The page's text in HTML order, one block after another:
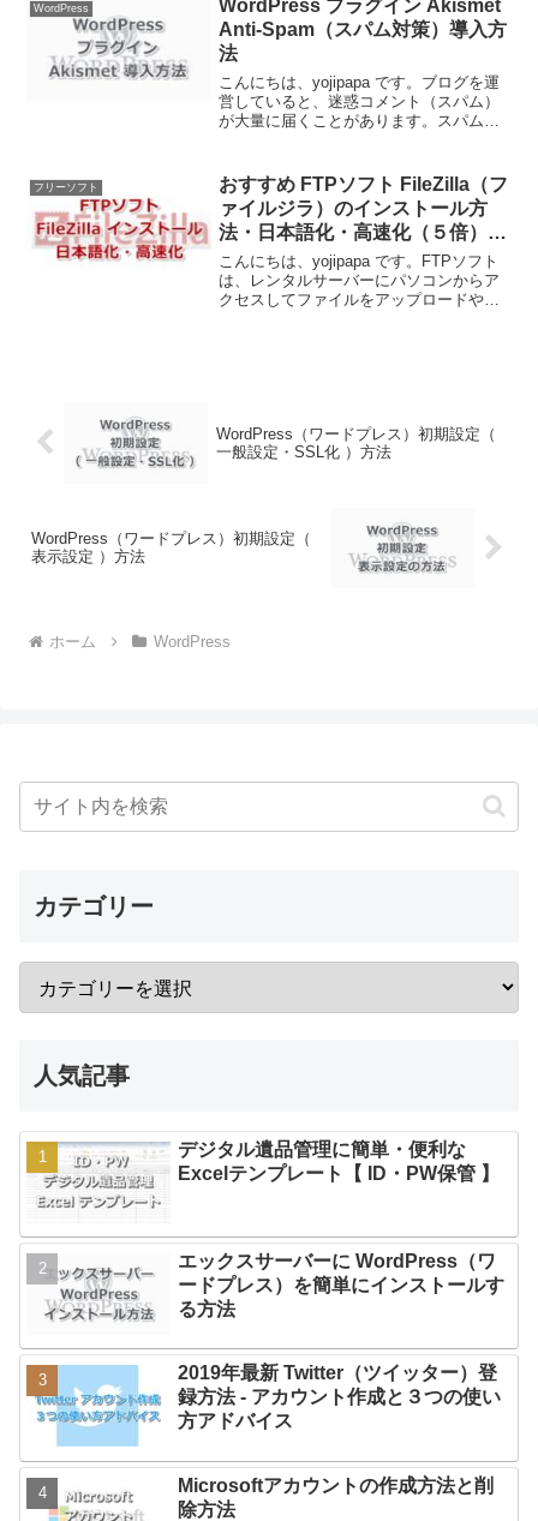
ジョンを削除で...
WordPress
WordPress プラグイン Akismet
Anti-Spam（スパム対策）導入方
法
こんにちは、yojipapa です。ブログを運
営していると、迷惑コメント（スパム）
が大量に届くことがあります。スパムコ
ト巡回プログラムを用いて送られます。
何の対策もしな...
フリーソフト
おすすめ FTPソフト FileZilla（フ
ァイルジラ）のインストール方
法・日本語化・高速化（５倍）設
定
こんにちは、yojipapa です。FTPソフト
は、レンタルサーバーにパソコンからア
クセスしてファイルをアップロードやダ
WordPress（ワードプレス）初期設定（
一般設定・SSL化 ）方法
WordPress（ワードプレス）初期設定（
表示設定 ）方法
ホーム WordPress
カテゴリー
人気記事
デジタル遺品管理に簡単・便利な
Excelテンプレート【 ID・PW保管 】
エックスサーバーに WordPress（ワ
ードプレス）を簡単にインストールす
る方法
2019年最新 Twitter（ツイッター）登
録方法 - アカウント作成と３つの使い
方アドバイス
Microsoftアカウントの作成方法と削
除方法